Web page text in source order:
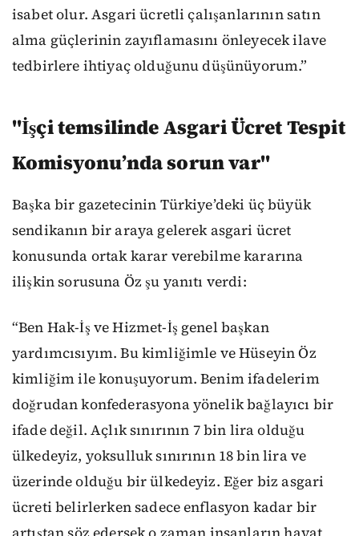
isabet olur. Asgari ücretli çalışanlarının satın
alma güçlerinin zayıflamasını önleyecek ilave
tedbirlere ihtiyaç olduğunu düşünüyorum.”
"İşçi temsilinde Asgari Ücret Tespit
Komisyonu’nda sorun var"
Başka bir gazetecinin Türkiye’deki üç büyük
sendikanın bir araya gelerek asgari ücret
konusunda ortak karar verebilme kararına
ilişkin sorusuna Öz şu yanıtı verdi:
“Ben Hak-İş ve Hizmet-İş genel başkan
yardımcısıyım. Bu kimliğimle ve Hüseyin Öz
kimliğim ile konuşuyorum. Benim ifadelerim
doğrudan konfederasyona yönelik bağlayıcı bir
ifade değil. Açlık sınırının 7 bin lira olduğu
ülkedeyiz, yoksulluk sınırının 18 bin lira ve
üzerinde olduğu bir ülkedeyiz. Eğer biz asgari
ücreti belirlerken sadece enflasyon kadar bir